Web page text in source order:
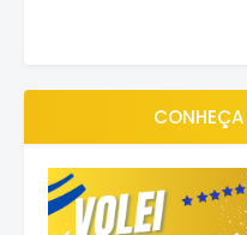
CONHEÇA